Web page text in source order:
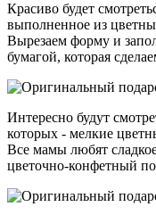
Красиво будет
выполненное из
Вырезаем форму и
бумагой, которая
Интересно будут
которых - мелкие
Все мамы любят
цветочно-конфетный